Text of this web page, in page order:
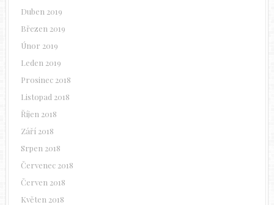
Duben 2019
Březen 2019
Únor 2019
Leden 2019
Prosinec 2018
Listopad 2018
Říjen 2018
Září 2018
Srpen 2018
Červenec 2018
Červen 2018
Květen 2018